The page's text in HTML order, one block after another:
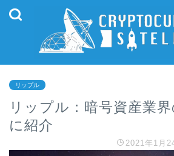
リップル
リップル：暗号資産業
に紹介
2021年1月